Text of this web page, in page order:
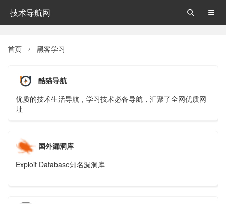
技术导航网 

首页  黑客学习
酷猫导航
优质的技术生活导航，学习技术必备导航，汇聚了全网优质网
址
国外漏洞库
Exploit Database知名漏洞库